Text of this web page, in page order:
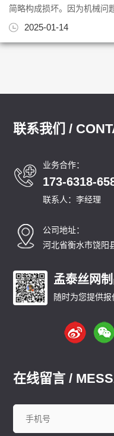
简略构成损坏。因为机械问
程中标准有差错，与实践沟...
2025-01-14
联系我们 /
业务合作：
173-6318-
联系人：李经理
公司地址：
河北省衡水市饶阳
孟泰丝网
随时为您提供
在线留言 /